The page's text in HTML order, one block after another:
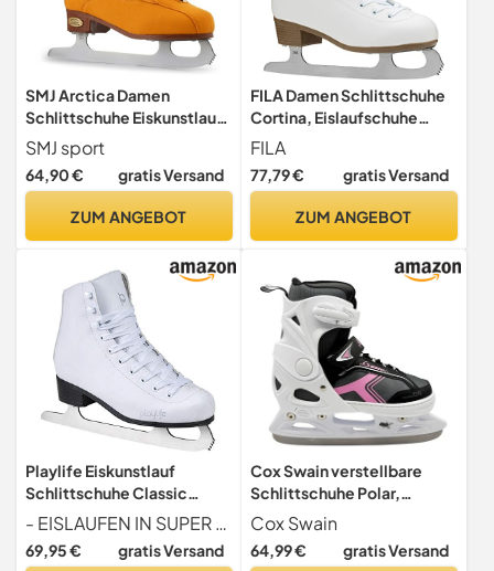
SMJ Arctica Damen
Schlittschuhe Eiskunstlauf
Eislaufschuhe Klassische
Eislauf Suede Braun |
Größen: 37, 38, 39, 40, 41
SMJ sport
64,90 € gratis Versand
ZUM ANGEBOT
FILA Damen Schlittschuhe
Cortina, Eislaufschuhe
Größe 36, Kunstlaufschuhe
mit Edelstahlkufen, weiß
FILA
77,79 € gratis Versand
ZUM ANGEBOT
Playlife Eiskunstlauf
Schlittschuhe Classic
White | Knöchelpolster |
Damen | Größe 39 weiß
- EISLAUFEN IN SUPER QUALITÄT kälteisolierendes und wasserabweisendes Synthetik-Leder, leichte Bauweise, Kufe aus rostfreiem Carbon Steel
69,95 € gratis Versand
Cox Swain verstellbare
Schlittschuhe Polar,
Eislaufschuhe für Kinder,
Jugendliche und
Erwachsene bis 100KG,
Cox Swain
64,99 € gratis Versand